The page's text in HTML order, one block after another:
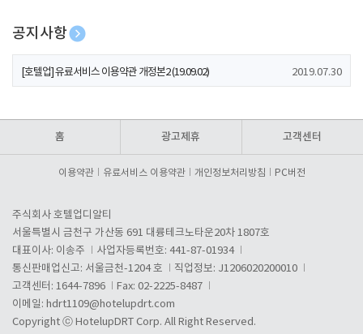
공지사항
[호텔업] 개인정보 처리방침 개정본1 (19.09.02)
[호텔업] 유료서비스 이용약관 개정본2 (19.09.02) 2019.07.30
홈 광고제휴 고객센터
이용약관 유료서비스 이용약관 개인정보처리방침 PC버전
주식회사 호텔업디알티
서울특별시 금천구 가산동 691 대륭테크노타운20차 1807호
대표이사: 이송주
사업자등록번호: 441-87-01934
통신판매업신고: 서울금천-1204 호
직업정보: J1206020200010
고객센터: 1644-7896
Fax: 02-2225-8487
이메일: hdrt1109@hotelupdrt.com
Copyright ⓒ HotelupDRT Corp. All Right Reserved.